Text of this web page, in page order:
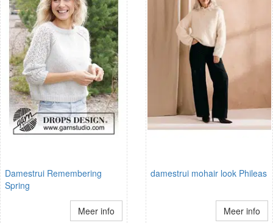
Damestrui Remembering
Spring
Meer info
damestrui mohair look Phileas
Meer info